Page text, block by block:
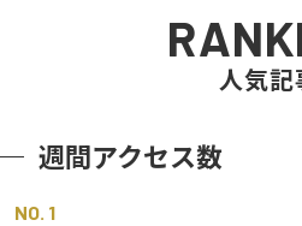
人気記
週間アクセス数
NO